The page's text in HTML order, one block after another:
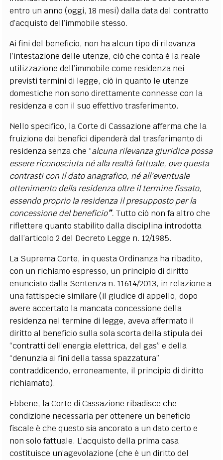
entro un anno (oggi, 18 mesi) dalla data del contratto
d’acquisto dell’immobile stesso.
Ai fini del beneficio, non ha alcun tipo di rilevanza
l’intestazione delle utenze, ciò che conta è la reale
utilizzazione dell’immobile come residenza nei
previsti termini di legge, ciò in quanto le utenze
domestiche non sono direttamente connesse con la
residenza e con il suo effettivo trasferimento.
Nello specifico, la Corte di Cassazione afferma che la
fruizione dei benefici dipenderà dal trasferimento di
residenza senza che “alcuna rilevanza giuridicapossa
essere riconosciuta né alla realtà fattuale, ove questa
contrasti con il dato anagrafico, né all’eventuale
ottenimento della residenza oltre il termine fissato,
essendo proprio la residenza il presupposto per la
concessione del beneficio”. Tutto ciò non fa altro che
riflettere quanto stabilito dalla disciplina introdotta
dall’articolo 2 del Decreto Legge n. 12/1985.
La Suprema Corte, in questa Ordinanza ha ribadito,
con un richiamo espresso, un principio di diritto
enunciato dalla Sentenza n. 11614/2013, in relazione a
una fattispecie similare (il giudice di appello, dopo
avere accertato la mancata concessione della
residenza nel termine di legge, aveva affermato il
diritto al beneficio sulla sola scorta della stipula dei
“contratti dell’energia elettrica, del gas” e della
“denunzia ai fini della tassa spazzatura”
contraddicendo, erroneamente, il principio di diritto
richiamato).
Ebbene, la Corte di Cassazione ribadisce che
condizione necessaria per ottenere un beneficio
fiscale è che questo sia ancorato a un dato certo e
non solo fattuale. L’acquisto della prima casa
costituisce un’agevolazione (che è un diritto del